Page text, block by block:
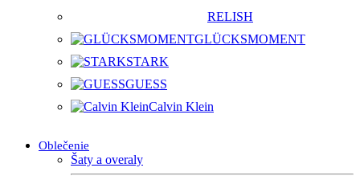
RELISH
GLÜCKSMOMENT
STARK
GUESS
Calvin Klein
Oblečenie
Šaty a overaly